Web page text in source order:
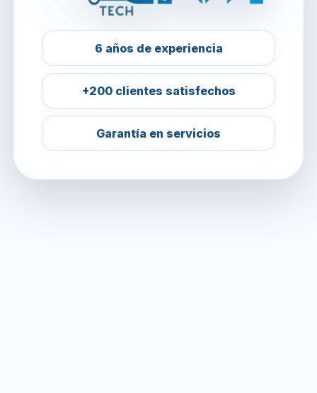
6 años de experiencia
+200 clientes satisfechos
Garantía en servicios